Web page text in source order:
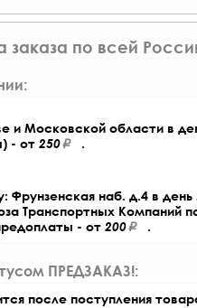
заказа по всей
Московской области в
- от 250 .
Фрунзенская наб. д.4 в
Транспортных Компаний
- от 200 .
ПРЕДЗАКАЗ!:
после поступления